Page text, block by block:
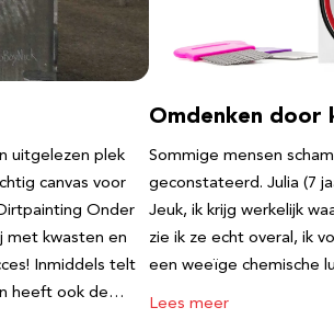
uitgelezen plek
canvas voor
Onder
met kwasten en
Inmiddels telt
heeft ook de…
Omdenken door
Sommige mensen
geconstateerd. Julia (7
Jeuk, ik krijg werkelijk
zie ik ze echt overal, ik
een weeïge chemische
Lees meer